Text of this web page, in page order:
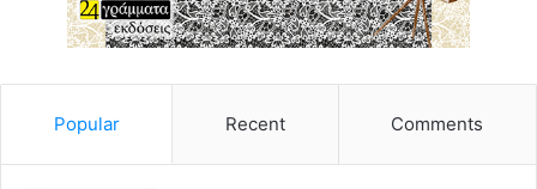
Popular Recent Comments